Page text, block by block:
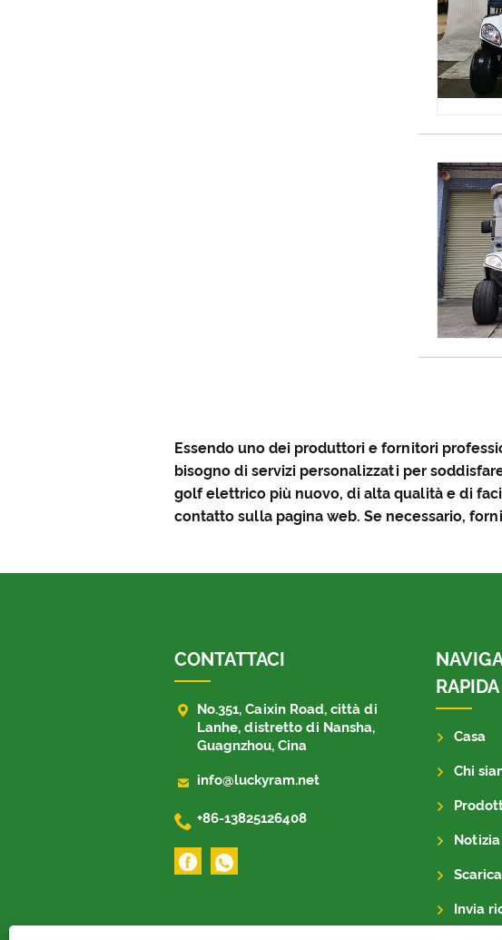
Essendo uno dei produttori e fornitori
bisogno di servizi personalizzati per
golf elettrico più nuovo, di alta qualità e di
contatto sulla pagina web. Se necessario,
CONTATTACI

No.351, Caixin Road, città di
Lanhe, distretto di Nansha,
Guagnzhou, Cina
 info@luckyram.net
 +86-13825126408
RAPIDA
Casa
Chi
Notizia
Invia